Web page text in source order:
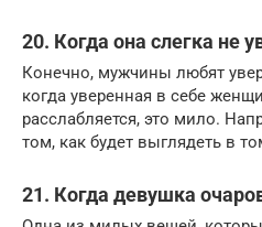
20. Когда она слегка не
Конечно, мужчины любят
когда уверенная в себе
расслабляется, это мило.
том, как будет выглядеть в
21. Когда девушка